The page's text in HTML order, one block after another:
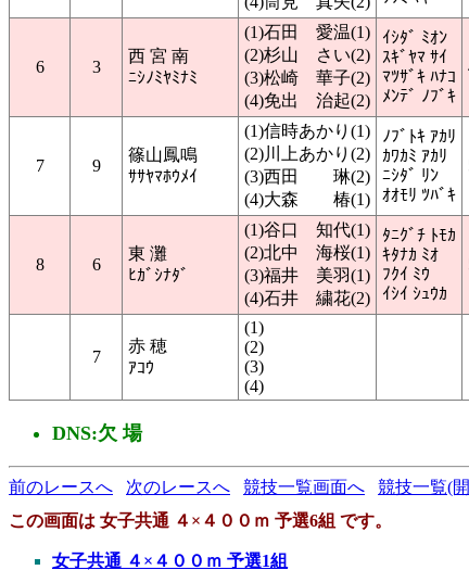
6 3
西 宮 南
ﾆｼﾉﾐﾔﾐﾅﾐ
(1)石田 愛温(1)
(2)杉山 さい(2)
(3)松崎 華子(2)
(4)免出 治起(2)
ｲｼﾀﾞ ﾐｵﾝ
ｽｷﾞﾔﾏ ｻｲ
ﾏﾂｻﾞｷ ﾊﾅｺ
ﾒﾝﾃﾞ ﾉﾌﾞｷ
7 9
篠山鳳鳴
ｻｻﾔﾏﾎｳﾒｲ
(1)信時あかり(1)
(2)川上あかり(2)
(3)西田 琳(2)
(4)大森 椿(1)
ﾉﾌﾞﾄｷ ｱｶﾘ
ｶﾜｶﾐ ｱｶﾘ
ﾆｼﾀﾞ ﾘﾝ
ｵｵﾓﾘ ﾂﾊﾞｷ
8 6
東 灘
ﾋｶﾞｼﾅﾀﾞ
(1)谷口 知代(1)
(2)北中 海桜(1)
(3)福井 美羽(1)
(4)石井 繍花(2)
ﾀﾆｸﾞﾁ ﾄﾓｶ
ｷﾀﾅｶ ﾐｵ
ﾌｸｲ ﾐｳ
ｲｼｲ ｼｭｳｶ
7
赤 穂
ｱｺｳ
(1)
(2)
(3)
(4)
DNS:欠 場
前のレースへ 次のレースへ 競技一覧画面へ 競技一覧(
この画面は 女子共通 ４×４００ｍ 予選6組 です。
女子共通 ４×４００ｍ 予選1組